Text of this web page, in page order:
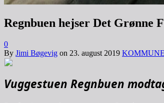
Regnbuen hejser Det Grønne
0
By Jimi Bøgevig on 23. august 2019 KOMMUNE
Vuggestuen Regnbuen